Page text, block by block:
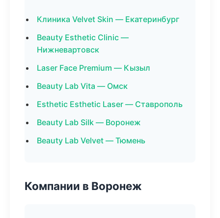
Клиника Velvet Skin — Екатеринбург
Beauty Esthetic Clinic —
Нижневартовск
Laser Face Premium — Кызыл
Beauty Lab Vita — Омск
Esthetic Esthetic Laser — Ставрополь
Beauty Lab Silk — Воронеж
Beauty Lab Velvet — Тюмень
Компании в Воронеж